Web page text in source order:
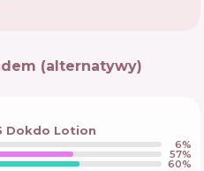
(alternatywy)
Dokdo Lotion
6%
57%
60%